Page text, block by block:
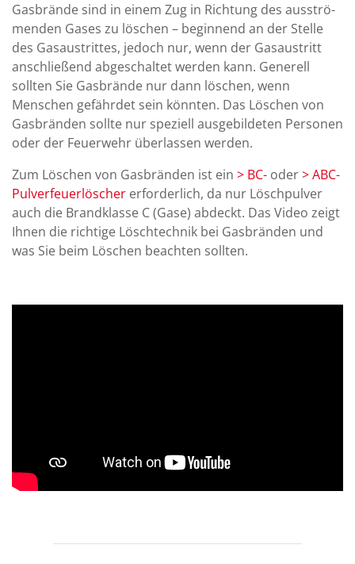
Gasbrände sind in einem Zug in Richtung des aus­strö­
men­den Gases zu löschen – be­gin­nend an der Stelle
des Gas­aus­trittes, je­doch nur, wenn der Gas­aus­tritt
an­schlie­ßend ab­ge­schaltet werden kann. Generell
sollten Sie Gas­brände nur dann löschen, wenn
Menschen ge­fähr­det sein könnten. Das Löschen von
Gas­bränden sollte nur speziell aus­ge­bil­deten Per­sonen
oder der Feuer­wehr über­lassen werden.
Zum Löschen von Gas­bränden ist ein > BC- oder> ABC-
Pulver­feuer­löscher er­for­der­lich, da nur Lösch­pulver
auch die Brand­klasse C (Gase) ab­deckt. Das Video zeigt
Ihnen die richtige Lösch­technik bei Gas­bränden und
was Sie beim Löschen beachten sollten.